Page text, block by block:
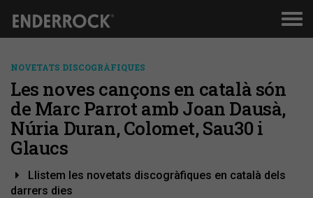
NOVETATS DISCOGRÀFIQUES
Les noves cançons en català són
de Marc Parrot amb Joan Dausà,
Núria Duran, Colomet, Sau30 i
Glaucs
Llistem les novetats discogràfiques en català dels
darrers dies